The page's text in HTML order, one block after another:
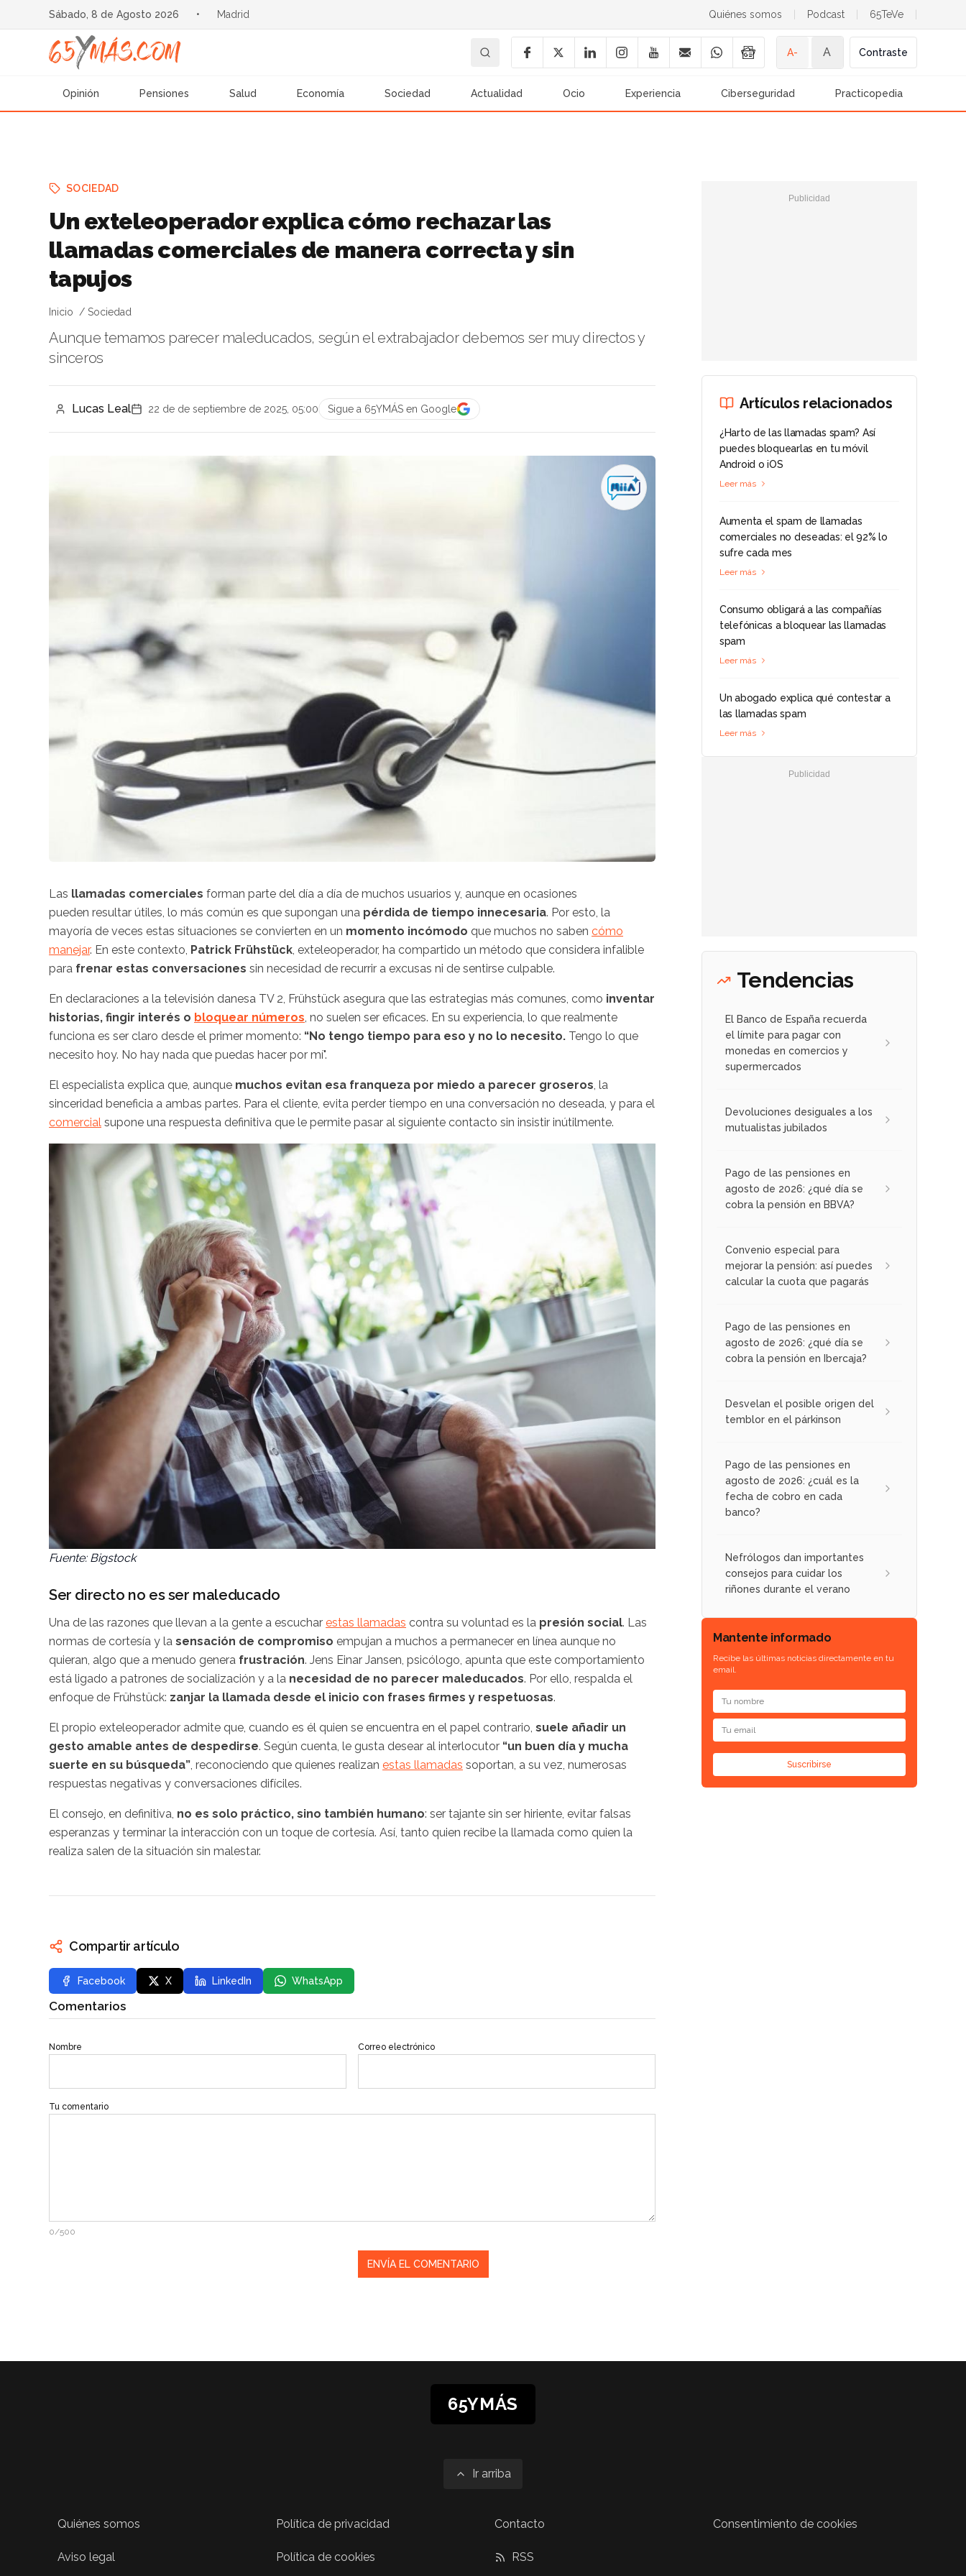
Sábado, 8 de Agosto 2026 • Madrid Quiénes somos Podcast 65TeVe
A- A Contraste
Opinión Pensiones Salud Economía Sociedad Actualidad Ocio Experiencia Ciberseguridad Practicopedia
SOCIEDAD
Un exteleoperador explica cómo rechazar las
llamadas comerciales de manera correcta y sin
tapujos
Inicio Sociedad
Aunque temamos parecer maleducados, según el extrabajador debemos ser muy directos y
sinceros
Lucas Leal 22 de de septiembre de 2025, 05:00 Sigue a 65YMÁS en Google
Las llamadas comerciales forman parte del día a día de muchos usuarios y, aunque en ocasiones
pueden resultar útiles, lo más común es que supongan una pérdida de tiempo innecesaria. Por esto, la
mayoría de veces estas situaciones se convierten en un momento incómodo que muchos no saben cómo
manejar. En este contexto, Patrick Frühstück , exteleoperador, ha compartido un método que considera infalible
para frenar estas conversaciones sin necesidad de recurrir a excusas ni de sentirse culpable.
En declaraciones a la televisión danesa TV 2, Frühstück asegura que las estrategias más comunes, como inventar
historias, fingir interés o bloquear números , no suelen ser eficaces. En su experiencia, lo que realmente
funciona es ser claro desde el primer momento: “No tengo tiempo para eso y no lo necesito. Tengo lo que
necesito hoy. No hay nada que puedas hacer por mí".
El especialista explica que, aunque muchos evitan esa franqueza por miedo a parecer groseros , la
sinceridad beneficia a ambas partes. Para el cliente, evita perder tiempo en una conversación no deseada, y para el
comercial supone una respuesta definitiva que le permite pasar al siguiente contacto sin insistir inútilmente.
Fuente: Bigstock
Ser directo no es ser maleducado
Una de las razones que llevan a la gente a escuchar estas llamadas contra su voluntad es la presión social. Las
normas de cortesía y la sensación de compromiso empujan a muchos a permanecer en línea aunque no
quieran, algo que a menudo genera frustración. Jens Einar Jansen, psicólogo, apunta que este comportamiento
está ligado a patrones de socialización y a la necesidad de no parecer maleducados. Por ello, respalda el
enfoque de Frühstück: zanjar la llamada desde el inicio con frases firmes y respetuosas.
El propio exteleoperador admite que, cuando es él quien se encuentra en el papel contrario, suele añadir un
gesto amable antes de despedirse. Según cuenta, le gusta desear al interlocutor “un buen día y mucha
suerte en su búsqueda”, reconociendo que quienes realizan estas llamadas soportan, a su vez, numerosas
respuestas negativas y conversaciones difíciles.
El consejo, en definitiva, no es solo práctico, sino también humano: ser tajante sin ser hiriente, evitar falsas
esperanzas y terminar la interacción con un toque de cortesía. Así, tanto quien recibe la llamada como quien la
realiza salen de la situación sin malestar.
Compartir artículo
Facebook X LinkedIn WhatsApp
Comentarios
Nombre Correo electrónico
Tu comentario
0/500
Artículos relacionados
¿Harto de las llamadas spam? Así
puedes bloquearlas en tu móvil
Android o iOS
Leer más
Aumenta el spam de llamadas
comerciales no deseadas: el 92% lo
sufre cada mes
Leer más
Consumo obligará a las compañías
telefónicas a bloquear las llamadas
spam
Leer más
Un abogado explica qué contestar a
las llamadas spam
Leer más
Tendencias
El Banco de España recuerda
el límite para pagar con
monedas en comercios y
supermercados
Devoluciones desiguales a los
mutualistas jubilados
Pago de las pensiones en
agosto de 2026: ¿qué día se
cobra la pensión en BBVA?
Convenio especial para
mejorar la pensión: así puedes
calcular la cuota que pagarás
Pago de las pensiones en
agosto de 2026: ¿qué día se
cobra la pensión en Ibercaja?
Desvelan el posible origen del
temblor en el párkinson
Pago de las pensiones en
agosto de 2026: ¿cuál es la
fecha de cobro en cada
banco?
Nefrólogos dan importantes
consejos para cuidar los
riñones durante el verano
Mantente informado
Recibe las últimas noticias directamente en tu
email.
Suscribirse
65YMÁS
Ir arriba
Quiénes somos
Aviso legal
Política de privacidad
Política de cookies
Contacto
RSS
Consentimiento de cookies